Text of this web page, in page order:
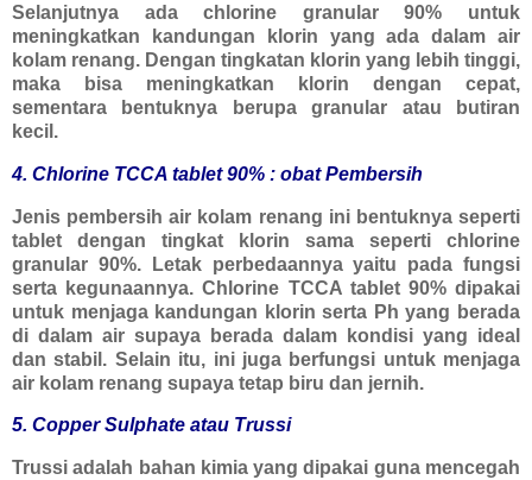
Selanjutnya ada chlorine granular 90% untuk
meningkatkan kandungan klorin yang ada dalam air
kolam renang. Dengan tingkatan klorin yang lebih tinggi,
maka bisa meningkatkan klorin dengan cepat,
sementara bentuknya berupa granular atau butiran
kecil.
4. Chlorine TCCA tablet 90% : obat Pembersih
Jenis pembersih air kolam renang ini bentuknya seperti
tablet dengan tingkat klorin sama seperti chlorine
granular 90%. Letak perbedaannya yaitu pada fungsi
serta kegunaannya. Chlorine TCCA tablet 90% dipakai
untuk menjaga kandungan klorin serta Ph yang berada
di dalam air supaya berada dalam kondisi yang ideal
dan stabil. Selain itu, ini juga berfungsi untuk menjaga
air kolam renang supaya tetap biru dan jernih.
5. Copper Sulphate atau Trussi
Trussi adalah bahan kimia yang dipakai guna mencegah